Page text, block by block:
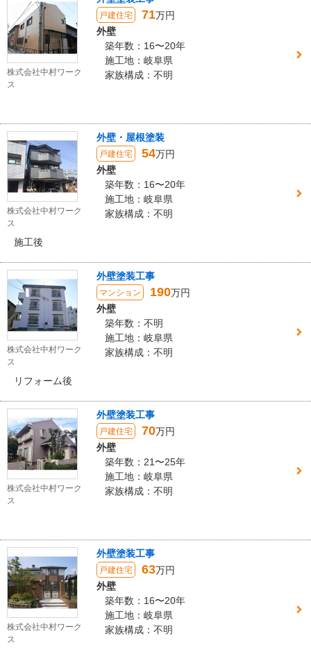
株式会社中村ワーク
ス
戸建住宅 71万円
外壁
築年数：16〜20年
施工地：岐阜県
家族構成：不明
株式会社中村ワーク
ス
外壁・屋根塗装
戸建住宅 54万円
外壁
築年数：16〜20年
施工地：岐阜県
家族構成：不明
施工後
株式会社中村ワーク
ス
外壁塗装工事
マンション 190万円
外壁
築年数：不明
施工地：岐阜県
家族構成：不明
リフォーム後
株式会社中村ワーク
ス
外壁塗装工事
戸建住宅 70万円
外壁
築年数：21〜25年
施工地：岐阜県
家族構成：不明
株式会社中村ワーク
ス
外壁塗装工事
戸建住宅 63万円
外壁
築年数：16〜20年
施工地：岐阜県
家族構成：不明